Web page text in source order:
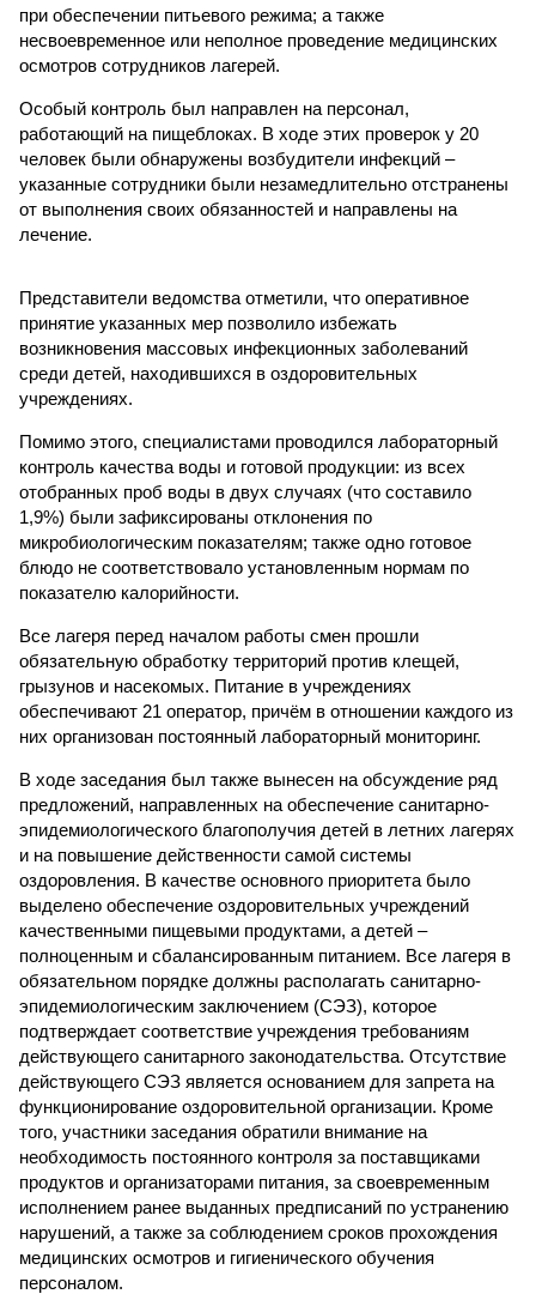
при обеспечении питьевого режима; а также
несвоевременное или неполное проведение медицинских
осмотров сотрудников лагерей.
Особый контроль был направлен на персонал,
работающий на пищеблоках. В ходе этих проверок у 20
человек были обнаружены возбудители инфекций –
указанные сотрудники были незамедлительно отстранены
от выполнения своих обязанностей и направлены на
лечение.
Представители ведомства отметили, что оперативное
принятие указанных мер позволило избежать
возникновения массовых инфекционных заболеваний
среди детей, находившихся в оздоровительных
учреждениях.
Помимо этого, специалистами проводился лабораторный
контроль качества воды и готовой продукции: из всех
отобранных проб воды в двух случаях (что составило
1,9%) были зафиксированы отклонения по
микробиологическим показателям; также одно готовое
блюдо не соответствовало установленным нормам по
показателю калорийности.
Все лагеря перед началом работы смен прошли
обязательную обработку территорий против клещей,
грызунов и насекомых. Питание в учреждениях
обеспечивают 21 оператор, причём в отношении каждого из
них организован постоянный лабораторный мониторинг.
В ходе заседания был также вынесен на обсуждение ряд
предложений, направленных на обеспечение санитарно-
эпидемиологического благополучия детей в летних лагерях
и на повышение действенности самой системы
оздоровления. В качестве основного приоритета было
выделено обеспечение оздоровительных учреждений
качественными пищевыми продуктами, а детей –
полноценным и сбалансированным питанием. Все лагеря в
обязательном порядке должны располагать санитарно-
эпидемиологическим заключением (СЭЗ), которое
подтверждает соответствие учреждения требованиям
действующего санитарного законодательства. Отсутствие
действующего СЭЗ является основанием для запрета на
функционирование оздоровительной организации. Кроме
того, участники заседания обратили внимание на
необходимость постоянного контроля за поставщиками
продуктов и организаторами питания, за своевременным
исполнением ранее выданных предписаний по устранению
нарушений, а также за соблюдением сроков прохождения
медицинских осмотров и гигиенического обучения
персоналом.